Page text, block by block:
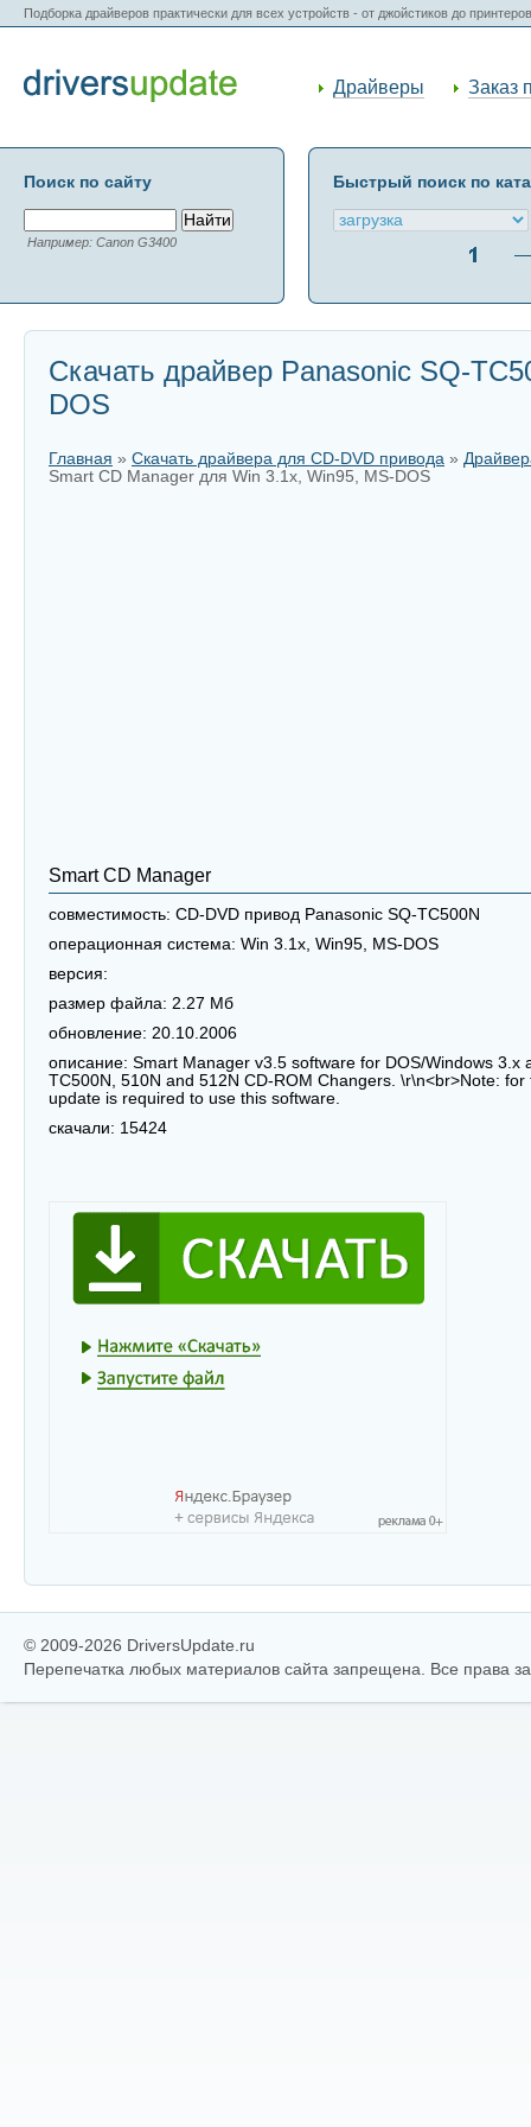
Подборка драйверов практически для всех устройств - от джойстиков до
Драйверы Заказ
Поиск по сайту
Например: Canon G3400
Быстрый поиск по
Скачать драйвер Panasonic SQ-
DOS
Главная » Скачать драйвера для CD-DVD привода »
Smart CD Manager для Win 3.1x, Win95, MS-DOS
Smart CD Manager
совместимость: CD-DVD привод Panasonic SQ-TC500N
операционная система: Win 3.1x, Win95, MS-DOS
версия:
размер файла: 2.27 Мб
обновление: 20.10.2006
описание: Smart Manager v3.5 software for DOS/Windows 3.x
TC500N, 510N and 512N CD-ROM Changers. \r\n<br>Note:
update is required to use this software.
скачали: 15424
© 2009-2026 DriversUpdate.ru
Перепечатка любых материалов сайта запрещена. Все права